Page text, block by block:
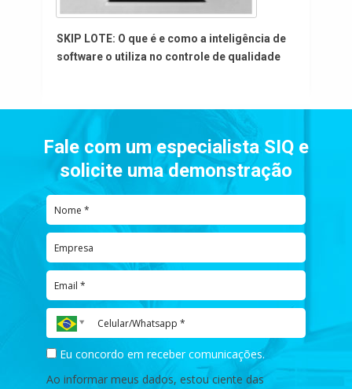
SKIP LOTE: O que é e como a inteligência de
software o utiliza no controle de qualidade
Fale com um especialista SIQ e
solicite uma demonstração
Eu concordo em receber comunicações.
Ao informar meus dados, estou ciente das